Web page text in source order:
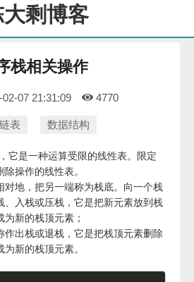
大剩博客
栈相关操作
02-07 21:31:09 4770
表 数据结构
它是一种运算受限的线性表。限定
操作的线性表。
对地，把另一端称为栈底。向一个栈
、入栈或压栈，它是把新元素放到栈
新的栈顶元素；
作出栈或退栈，它是把栈顶元素删除
新的栈顶元素。